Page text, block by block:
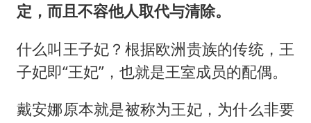
定，而且不容他人取代与清除。
什么叫王子妃？根据欧洲贵族的传统，王
子妃即“王妃”，也就是王室成员的配偶。
戴安娜原本就是被称为王妃，为什么非要